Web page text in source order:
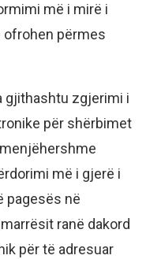
më i mirë i
ofrohen përmes
gjithashtu zgjerimi i
për shërbimet
më i gjerë i
pagesës në
ranë dakord
për të adresuar